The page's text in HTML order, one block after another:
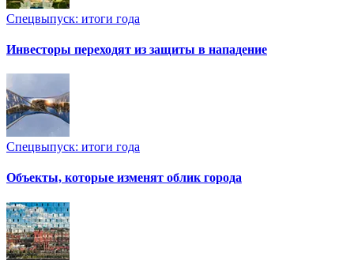
Спецвыпуск: итоги года
Инвесторы переходят из защиты в нападение
Спецвыпуск: итоги года
Объекты, которые изменят облик города